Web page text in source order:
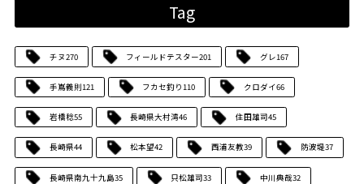
Tag
チヌ270 フィールドテスター201 グレ167
手嶌義則121 フカセ釣り110 クロダイ66
岩橋稔55 長崎県大村湾46 住田雄司45
長崎県44 松本望42 西浦友教39 防波堤37
長崎県南九十九島35 只松雄司33 中川典哉32